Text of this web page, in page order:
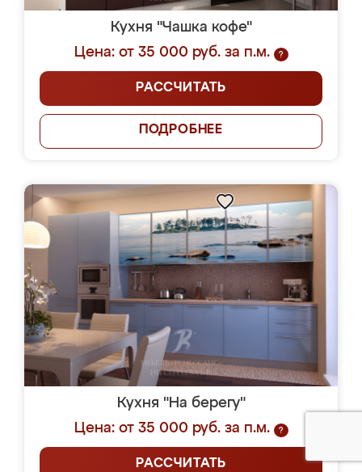
Кухня "Чашка кофе"
Цена: от 35 000 руб. за п.м.
?
РАССЧИТАТЬ
ПОДРОБНЕЕ
Кухня "На берегу"
Цена: от 35 000 руб. за п.м.
?
РАССЧИТАТЬ